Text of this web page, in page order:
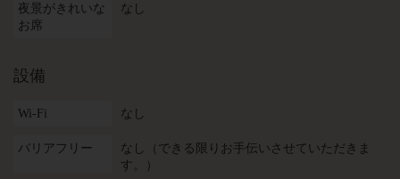
夜景がきれいな
お席
なし
設備
Wi-Fi なし
バリアフリー
なし（できる限りお手伝いさせていただきま
す。）